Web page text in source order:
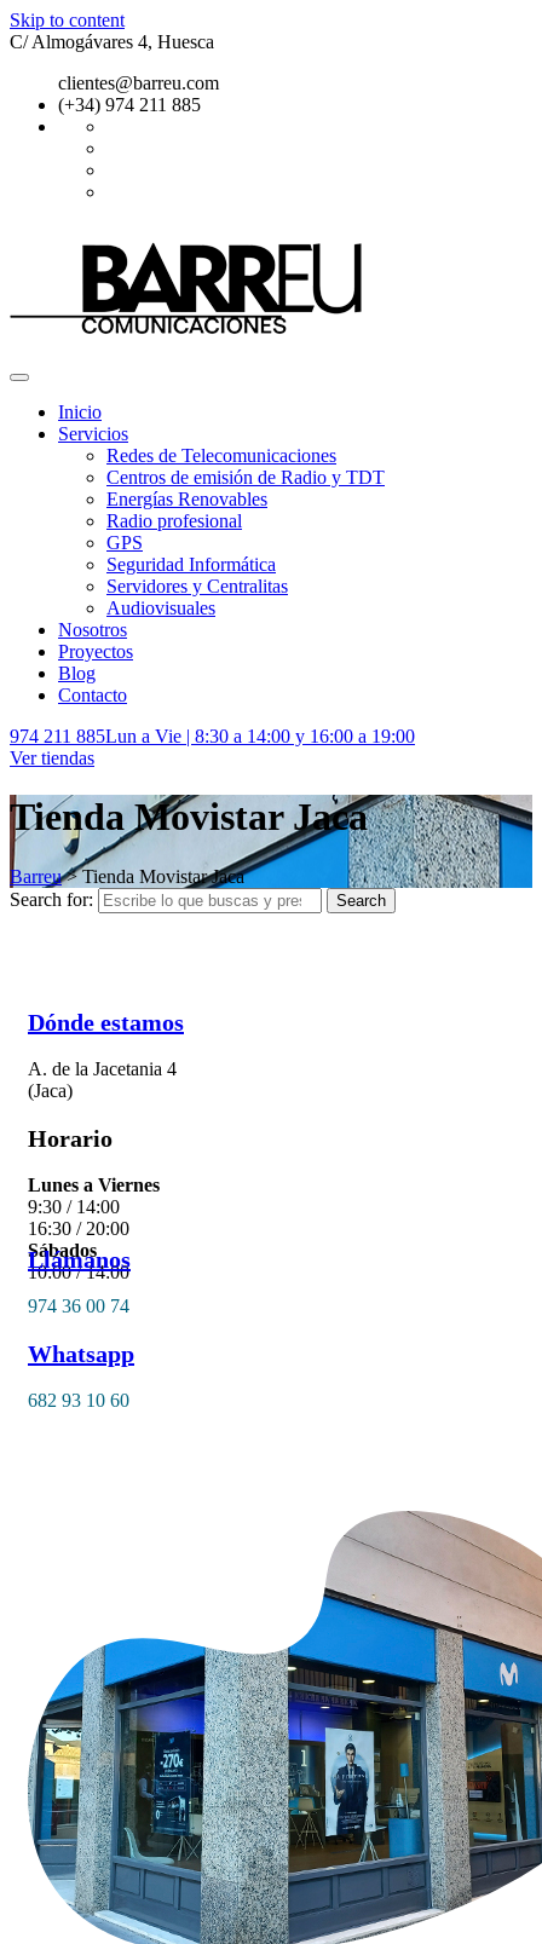
Skip to content
C/ Almogávares 4, Huesca
clientes@barreu.com
(+34) 974 211 885
Inicio
Servicios
Redes de Telecomunicaciones
Centros de emisión de Radio y TDT
Energías Renovables
Radio profesional
GPS
Seguridad Informática
Servidores y Centralitas
Audiovisuales
Nosotros
Proyectos
Blog
Contacto
974 211 885Lun a Vie | 8:30 a 14:00 y 16:00 a 19:00
Ver tiendas
Tienda Movistar Jaca
Barreu>Tienda Movistar Jaca
Search for:
Search
Dónde estamos
A. de la Jacetania 4
(Jaca)
Horario
Lunes a Viernes
9:30 / 14:00
16:30 / 20:00
Sábados
10:00 / 14:00
Llámanos
974 36 00 74
Whatsapp
682 93 10 60